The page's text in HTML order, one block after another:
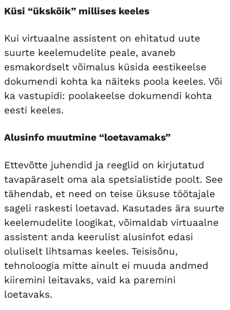
Küsi “ükskõik” millises keeles
Kui virtuaalne assistent on ehitatud uute
suurte keelemudelite peale, avaneb
esmakordselt võimalus küsida eestikeelse
dokumendi kohta ka näiteks poola keeles. Või
ka vastupidi: poolakeelse dokumendi kohta
eesti keeles.
Alusinfo muutmine “loetavamaks”
Ettevõtte juhendid ja reeglid on kirjutatud
tavapäraselt oma ala spetsialistide poolt. See
tähendab, et need on teise üksuse töötajale
sageli raskesti loetavad. Kasutades ära suurte
keelemudelite loogikat, võimaldab virtuaalne
assistent anda keerulist alusinfot edasi
oluliselt lihtsamas keeles. Teisisõnu,
tehnoloogia mitte ainult ei muuda andmed
kiiremini leitavaks, vaid ka paremini
loetavaks.